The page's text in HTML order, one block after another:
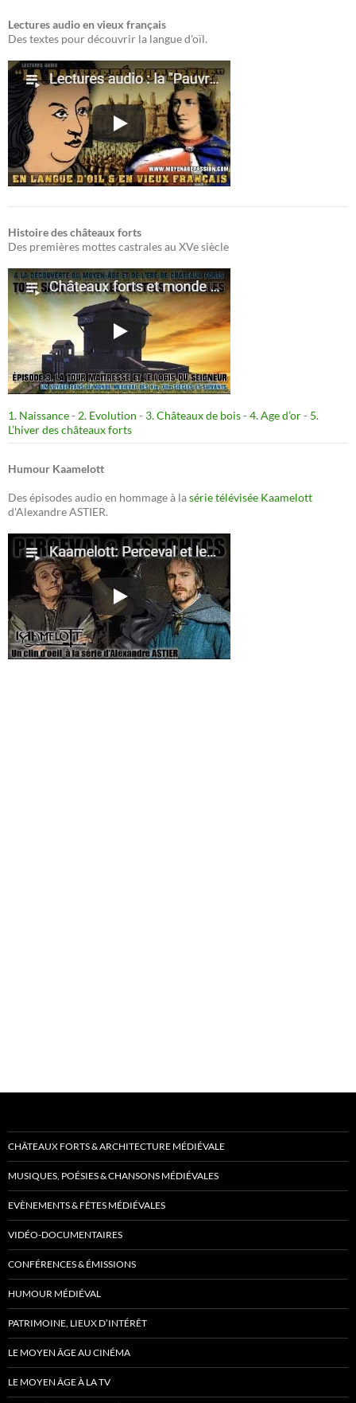
Lectures audio en vieux français
Des textes pour découvrir la langue d'oïl.
Histoire des châteaux forts
Des premières mottes castrales au XVe siècle
1. Naissance- 2. Evolution - 3. Châteaux de bois- 4. Age d’or- 5.
L’hiver des châteaux forts
Humour Kaamelott
Des épisodes audio en hommage à lasérie télévisée Kaamelott
d'Alexandre ASTIER.
CHÂTEAUX FORTS & ARCHITECTURE MÉDIÉVALE
MUSIQUES, POÉSIES & CHANSONS MÉDIÉVALES
EVÈNEMENTS & FÊTES MÉDIÉVALES
VIDÉO-DOCUMENTAIRES
CONFÉRENCES & ÉMISSIONS
HUMOUR MÉDIÉVAL
PATRIMOINE, LIEUX D’INTÉRÊT
LE MOYEN ÂGE AU CINÉMA
LE MOYEN ÂGE À LA TV